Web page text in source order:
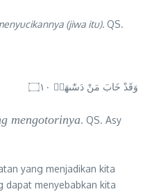
(jiwa itu). QS.
وَقَدْ خَابَ مَنْ دَسّٰىهَاۗ ۝١٠
mengotorinya. QS. Asy
yang menjadikan kita
dapat menyebabkan kita